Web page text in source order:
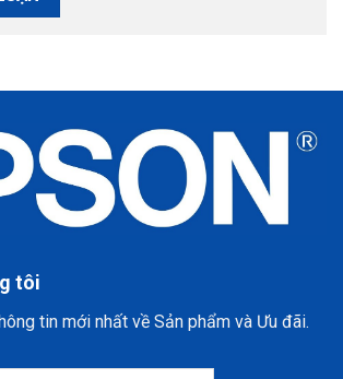
tôi
tin mới nhất về Sản phẩm và Ưu đãi.